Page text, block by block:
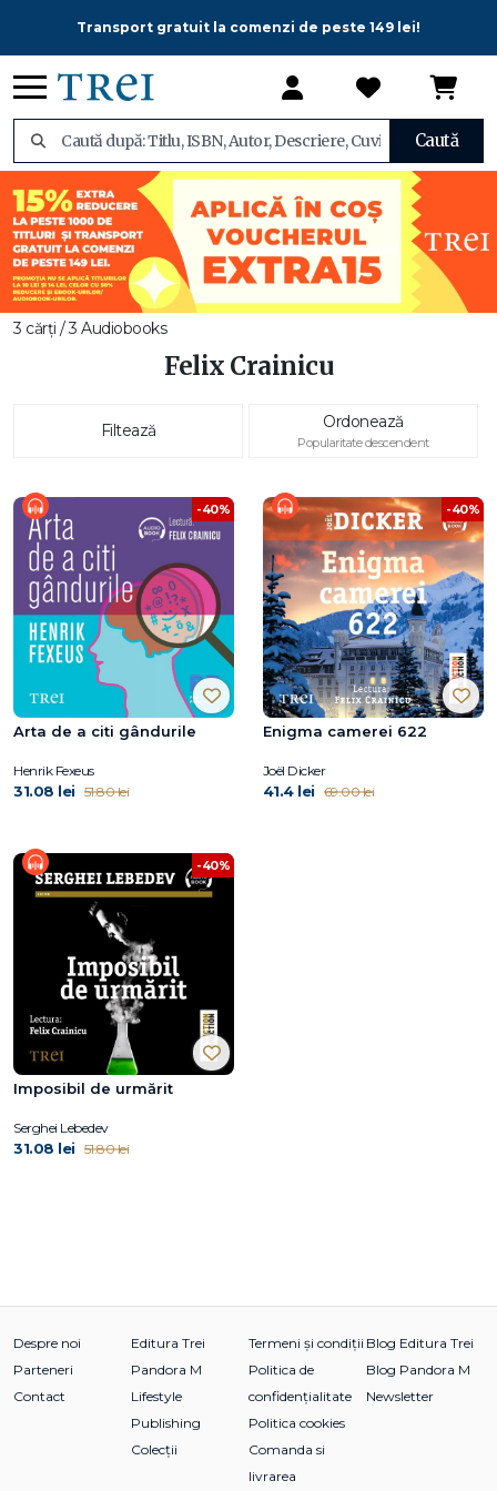
Transport gratuit la comenzi de peste 149 lei!
Caută
3 cărți / 3 Audiobooks
Felix Crainicu
Filtează Ordonează
Popularitate descendent
-40%
Arta de a citi gândurile
Henrik Fexeus
31.08 lei 51.80 lei
-40%
Enigma camerei 622
Joël Dicker
41.4 lei 69.00 lei
-40%
Imposibil de urmărit
Serghei Lebedev
31.08 lei 51.80 lei
Despre noi
Parteneri
Contact
Editura Trei
Pandora M
Lifestyle
Publishing
Colecții
Termeni și condiții
Politica de
confidențialitate
Politica cookies
Comanda si
livrarea
Blog Editura Trei
Blog Pandora M
Newsletter